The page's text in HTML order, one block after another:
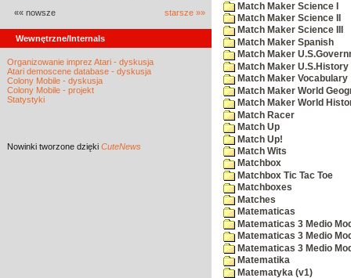
«« nowsze starsze »»
Wewnętrzne/Internals
Organizowanie imprez Atari - dyskusja
Atari demoscene database - dyskusja
Colony Mobile - dyskusja
Colony Mobile - projekt
Statystyki
Nowinki tworzone dzięki CuteNews
Match Maker Science I
Match Maker Science II
Match Maker Science III
Match Maker Spanish
Match Maker
Match Maker U.S.History
Match Maker Vocabulary
Match Maker World
Match Maker World
Match Racer
Match Up
Match Up!
Match Wits
Matchbox
Matchbox Tic Tac Toe
Matchboxes
Matches
Matematicas
Matematicas 3 Medio
Matematicas 3 Medio
Matematicas 3 Medio
Matematika
Matematyka (v1)